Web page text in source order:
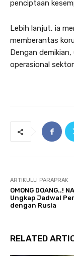
penciptaan
Lebih lanjut, ia
memberantas
Dengan
operasional
ARTIKULLI PARAPRAK
OMONG DOANG..!
Ungkap Jadwal
dengan Rusia
RELATED